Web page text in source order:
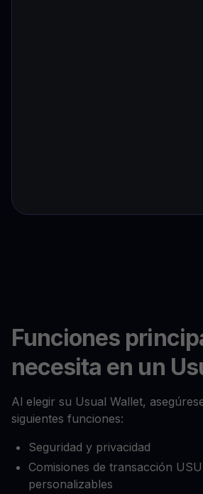
Funciones
necesita en un
Al elegir su Usual Wallet,
siguientes funciones:
Seguridad y privacidad
Comisiones de transacción
personalizables